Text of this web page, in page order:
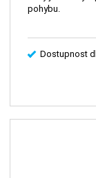
pohybu.
Dostupnost